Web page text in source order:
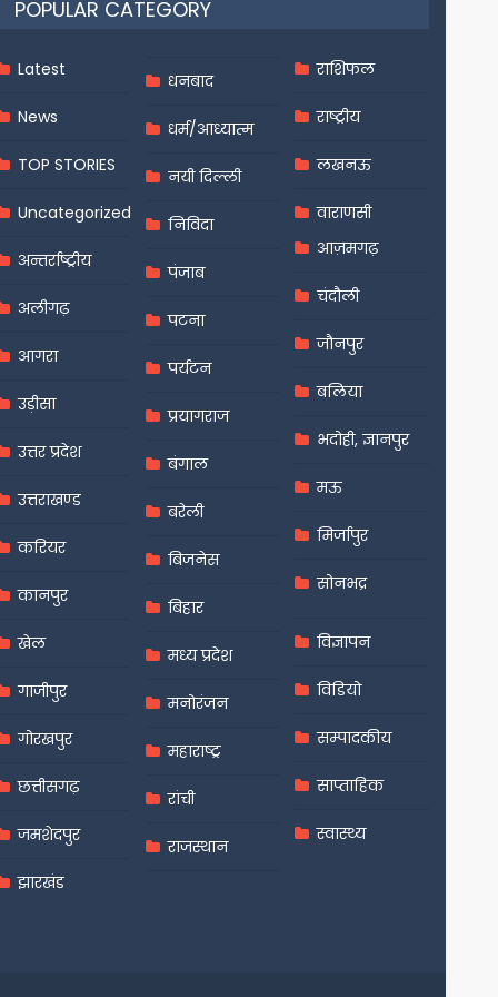
POPULAR CATEGORY
Latest
News
TOP STORIES
Uncategorized
अन्तर्राष्ट्रीय
अलीगढ़
आगरा
उड़ीसा
उत्तर प्रदेश
उत्तराखण्ड
करियर
कानपुर
खेल
गाजीपुर
गोरखपुर
छत्तीसगढ़
जमशेदपुर
झारखंड
धनबाद
धर्म/आध्यात्म
नयी दिल्ली
निविदा
पंजाब
पटना
पर्यटन
प्रयागराज
बंगाल
बरेली
बिजनेस
बिहार
मध्य प्रदेश
मनोरंजन
महाराष्ट्र
रांची
राजस्थान
राशिफल
राष्ट्रीय
लखनऊ
वाराणसी
आज़मगढ़
चंदौली
जौनपुर
बलिया
भदोही, ज्ञानपुर
मऊ
मिर्जापुर
सोनभद्र
विज्ञापन
विडियो
सम्पादकीय
साप्ताहिक
स्वास्थ्य